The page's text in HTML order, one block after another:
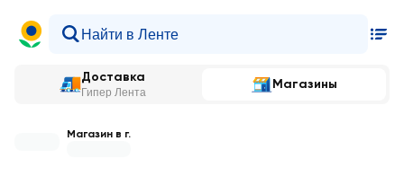
Доставка
Гипер Лента
Магазины
Магазин в г.